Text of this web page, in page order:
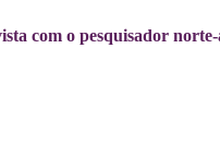
com o pesquisador